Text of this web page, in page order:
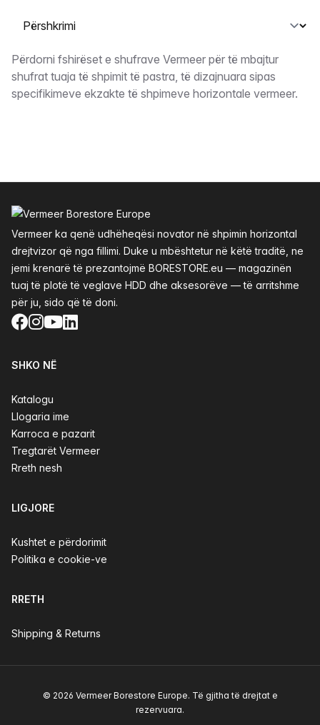
Zgjidh një skedë
Përshkrimi
Përdorni fshirëset e shufrave Vermeer për të mbajtur
shufrat tuaja të shpimit të pastra, të dizajnuara sipas
specifikimeve ekzakte të shpimeve horizontale vermeer.
Vermeer ka qenë udhëheqësi novator në shpimin horizontal
drejtvizor që nga fillimi. Duke u mbështetur në këtë traditë, ne
jemi krenarë të prezantojmë BORESTORE.eu — magazinën
tuaj të plotë të veglave HDD dhe aksesorëve — të arritshme
për ju, sido që të doni.
Facebook
Instagram
YouTube
LinkedIn
SHKO NË
Katalogu
Llogaria ime
Karroca e pazarit
Tregtarët Vermeer
Rreth nesh
LIGJORE
Kushtet e përdorimit
Politika e cookie-ve
RRETH
Shipping & Returns
© 2026 Vermeer Borestore Europe. Të gjitha të drejtat e
rezervuara.